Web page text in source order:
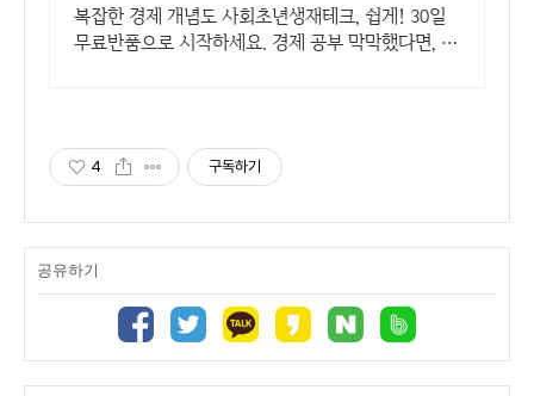
복잡한 경제 개념도 사회초년생재테크, 쉽게! 30일
무료반품으로 시작하세요. 경제 공부 막막했다면, 초
4 구독하기
공유하기